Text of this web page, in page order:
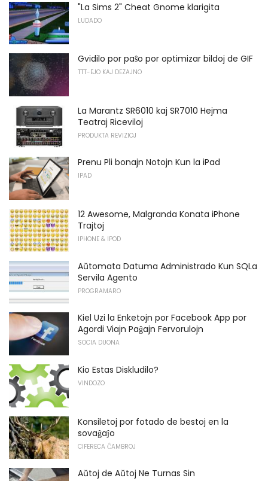
"La Sims 2" Cheat Gnome klarigita
LUDADO
Gvidilo por paŝo por optimizar bildoj de GIF
TTT-EJO KAJ DEZAJNO
La Marantz SR6010 kaj SR7010 Hejma
Teatraj Riceviloj
PRODUKTA REVIZIOJ
Prenu Pli bonajn Notojn Kun la iPad
IPAD
12 Awesome, Malgranda Konata iPhone
Trajtoj
IPHONE & IPOD
Aŭtomata Datuma Administrado Kun SQLa
Servila Agento
PROGRAMARO
Kiel Uzi la Enketojn por Facebook App por
Agordi Viajn Paĝajn Fervorulojn
SOCIA DUONA
Kio Estas Diskludilo?
VINDOZO
Konsiletoj por fotado de bestoj en la
sovaĝaĵo
CIFERECA ĈAMBROJ
Aŭtoj de Aŭtoj Ne Turnas Sin